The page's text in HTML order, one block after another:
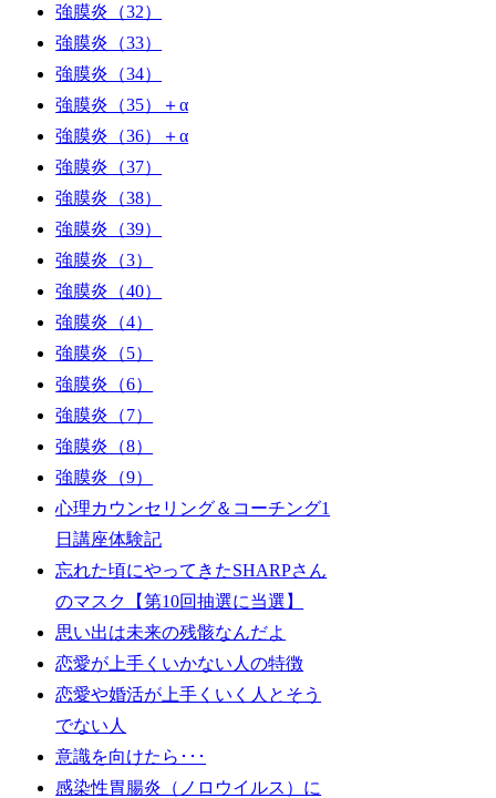
強膜炎（32）
強膜炎（33）
強膜炎（34）
強膜炎（35）＋α
強膜炎（36）＋α
強膜炎（37）
強膜炎（38）
強膜炎（39）
強膜炎（3）
強膜炎（40）
強膜炎（4）
強膜炎（5）
強膜炎（6）
強膜炎（7）
強膜炎（8）
強膜炎（9）
心理カウンセリング＆コーチング1
日講座体験記
忘れた頃にやってきたSHARPさん
のマスク【第10回抽選に当選】
思い出は未来の残骸なんだよ
恋愛が上手くいかない人の特徴
恋愛や婚活が上手くいく人とそう
でない人
意識を向けたら･･･
感染性胃腸炎（ノロウイルス）に